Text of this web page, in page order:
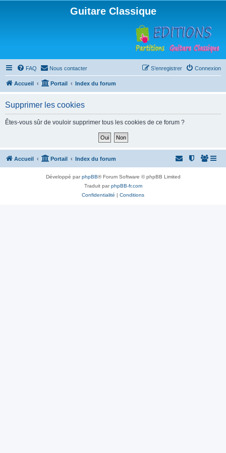
Guitare Classique
FAQ Nous contacter Connexion
S’enregistrer
Accueil Portail Index du forum
Supprimer les cookies
Êtes-vous sûr de vouloir supprimer tous les cookies de ce forum ?
Accueil Portail Index du forum
Développé parphpBB® Forum Software © phpBB Limited
Traduit parphpBB-fr.com
Confidentialité | Conditions